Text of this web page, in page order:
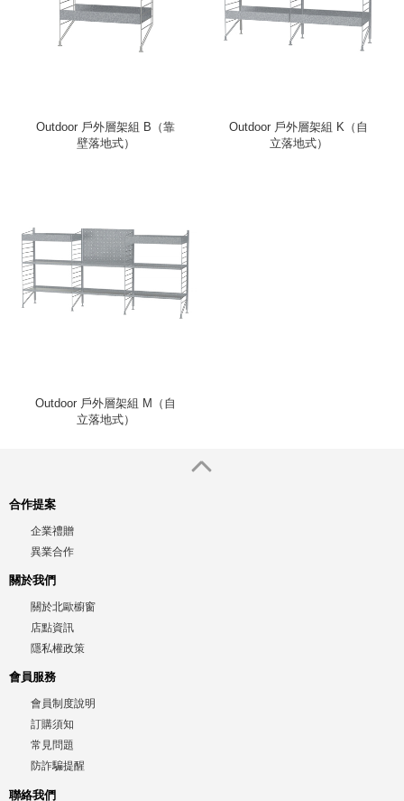
Outdoor 戶外層架組 B（靠
壁落地式）
Outdoor 戶外層架組 K（自
立落地式）
Outdoor 戶外層架組 M（自
立落地式）
合作提案
企業禮贈
異業合作
關於我們
關於北歐櫥窗
店點資訊
隱私權政策
會員服務
會員制度說明
訂購須知
常見問題
防詐騙提醒
聯絡我們